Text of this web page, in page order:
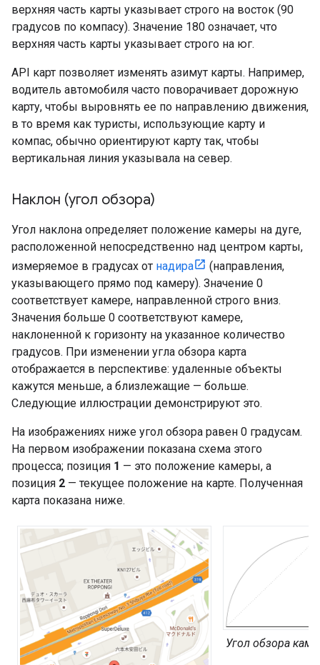
верхняя часть карты указывает строго на восток (90
градусов по компасу). Значение 180 означает, что
верхняя часть карты указывает строго на юг.
API карт позволяет изменять азимут карты. Например,
водитель автомобиля часто поворачивает дорожную
карту, чтобы выровнять ее по направлению движения,
в то время как туристы, использующие карту и
компас, обычно ориентируют карту так, чтобы
вертикальная линия указывала на север.
Наклон (угол обзора)
Угол наклона определяет положение камеры на дуге,
расположенной непосредственно над центром карты,
измеряемое в градусах от надира
(направления,
указывающего прямо под камеру). Значение 0
соответствует камере, направленной строго вниз.
Значения больше 0 соответствуют камере,
наклоненной к горизонту на указанное количество
градусов. При изменении угла обзора карта
отображается в перспективе: удаленные объекты
кажутся меньше, а близлежащие — больше.
Следующие иллюстрации демонстрируют это.
На изображениях ниже угол обзора равен 0 градусам.
На первом изображении показана схема этого
процесса; позиция 1 — это положение камеры, а
позиция 2 — текущее положение на карте. Полученная
карта показана ниже.
Угол обзора